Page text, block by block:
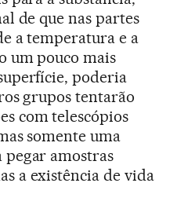
de que nas partes
a temperatura e a
um pouco mais
poderia
grupos tentarão
com telescópios
somente uma
pegar amostras
a existência de vida